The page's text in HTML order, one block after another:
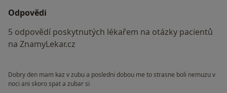
Odpovědi
5 odpovědí poskytnutých lékařem na otázky pacientů
na ZnamyLekar.cz
Dobry den mam kaz v zubu a posledni dobou me to strasne boli nemuzu v
noci ani skoro spat a zubar si